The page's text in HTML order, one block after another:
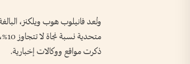
وتُعد فانيلوب هوب ويلكنز،
ذكرت مواقع ووكالات إخبارية.